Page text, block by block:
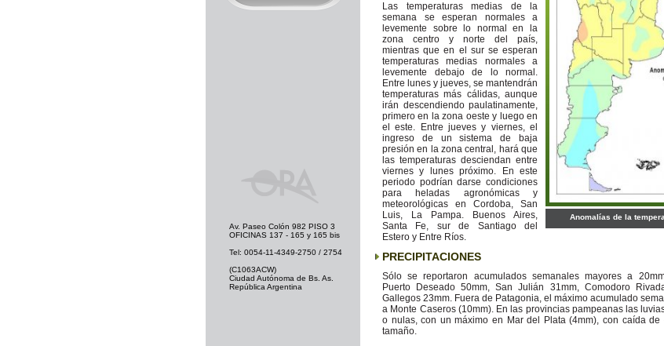
Anomalías de la
Las temperaturas medias de la
semana se esperan normales a
levemente sobre lo normal en la
zona centro y norte del país,
mientras que en el sur se esperan
temperaturas medias normales a
levemente debajo de lo normal.
Entre lunes y jueves, se mantendrán
temperaturas más cálidas, aunque
irán descendiendo paulatinamente,
primero en la zona oeste y luego en
el este. Entre jueves y viernes, el
ingreso de un sistema de baja
presión en la zona central, hará que
las temperaturas desciendan entre
viernes y lunes próximo. En este
periodo podrían darse condiciones
para heladas agronómicas y
meteorológicas en Cordoba, San
Luis, La Pampa. Buenos Aires,
Santa Fe, sur de Santiago del
Estero y Entre Ríos.
PRECIPITACIONES
Sólo se reportaron acumulados semanales mayores a
Puerto Deseado 50mm, San Julián 31mm, Comodoro
Gallegos 23mm. Fuera de Patagonia, el máximo acumulado
a Monte Caseros (10mm). En las provincias pampeanas las
o nulas, con un máximo en Mar del Plata (4mm), con caída de
tamaño.
Av. Paseo Colón 982 PISO 3
OFICINAS 137 - 165 y 165 bis
Tel: 0054-11-4349-2750 / 2754
(C1063ACW)
Ciudad Autónoma de Bs. As.
República Argentina